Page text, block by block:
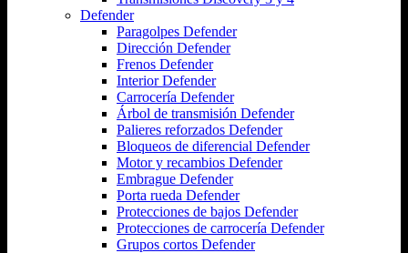
Defender
Paragolpes Defender
Dirección Defender
Frenos Defender
Interior Defender
Carrocería Defender
Árbol de transmisión Defender
Palieres reforzados Defender
Bloqueos de diferencial Defender
Motor y recambios Defender
Embrague Defender
Porta rueda Defender
Protecciones de bajos Defender
Protecciones de carrocería Defender
Grupos cortos Defender